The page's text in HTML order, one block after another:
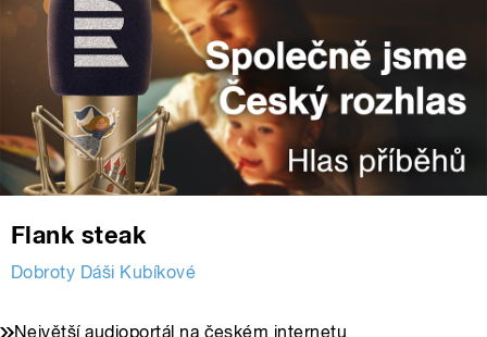
Flank steak
Dobroty Dáši Kubíkové
Největší audioportál na českém internetu